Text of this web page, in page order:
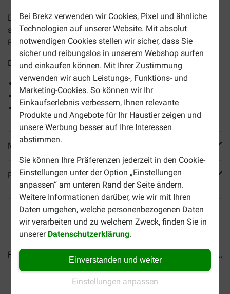
Bei Brekz verwenden wir Cookies, Pixel und ähnliche
Technologien auf unserer Website. Mit absolut
notwendigen Cookies stellen wir sicher, dass Sie
sicher und reibungslos in unserem Webshop surfen
und einkaufen können. Mit Ihrer Zustimmung
verwenden wir auch Leistungs-, Funktions- und
Marketing-Cookies. So können wir Ihr
Einkaufserlebnis verbessern, Ihnen relevante
Produkte und Angebote für Ihr Haustier zeigen und
unsere Werbung besser auf Ihre Interessen
abstimmen.
Sie können Ihre Präferenzen jederzeit in den Cookie-
Einstellungen unter der Option „Einstellungen
anpassen“ am unteren Rand der Seite ändern.
Weitere Informationen darüber, wie wir mit Ihren
Daten umgehen, welche personenbezogenen Daten
wir verarbeiten und zu welchem Zweck, finden Sie in
unserer Datenschutzerklärung.
Einverstanden und weiter
Einstellungen anpassen
DerFarm Food Rawhide Dental Donutist ein
schmackhaftes Kauprodukt aus subkutanen Gewebe von
Rindern und ist für jeden Hund geeignet.
Der Donut:
verhindert Zahnbelag und Zahnstein,
hat keine chemischen Zusätze und
führt zu keinen Flecken auf dem Boden.
Mehr Produktinfos
Reviews
Farm Food Rawhide Dental... Brekz Rawhide - Rollsticks...